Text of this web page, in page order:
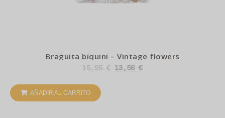
Braguita biquini – Vintage flowers
15,95€ 13,56 €
AÑADIR AL CARRITO